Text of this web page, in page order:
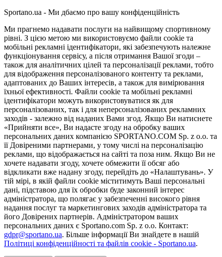
Sportano.ua - Ми дбаємо про вашу конфіденційність
Ми прагнемо надавати послуги на найвищому спортивному
рівні. З цією метою ми використовуємо файли cookie та
мобільні рекламні ідентифікатори, які забезпечують належне
функціонування сервісу, а після отримання Вашої згоди –
також для аналітичних цілей та персоналізації реклами, тобто
для відображення персоналізованого контенту та реклами,
адаптованих до Ваших інтересів, а також для вимірювання
їхньої ефективності. Файли cookie та мобільні рекламні
ідентифікатори можуть використовуватися як для
персоналізованих, так і для неперсоналізованих рекламних
заходів - залежно від наданих Вами згод. Якщо Ви натиснете
«Прийняти все», Ви надасте згоду на обробку ваших
персональних даних компанією SPORTANO.COM Sp. z o.o. та
її Довіреними партнерами, у тому числі на персоналізацію
реклами, що відображається на сайті та поза ним. Якщо Ви не
хочете надавати згоду, хочете обмежити її обсяг або
відкликати вже надану згоду, перейдіть до «Налаштувань». У
тій мірі, в якій файли cookie міститимуть Ваші персональні
дані, підставою для їх обробки буде законний інтерес
адміністратора, що полягає у забезпеченні високого рівня
надання послуг та маркетингових заходів адміністратора та
його Довірених партнерів. Адміністратором ваших
персональних даних є Sportano.com Sp. z o.o. Контакт:
gdpr@sportano.ua. Більше інформації Ви знайдете в нашій
Політиці конфіденційності та файлів cookie - Sportano.ua.